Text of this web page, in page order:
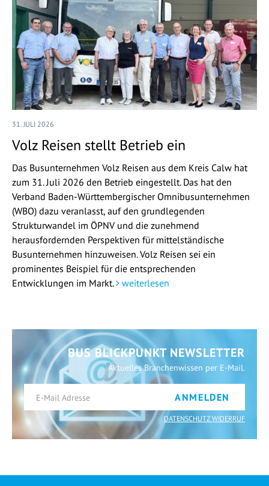
31. JULI 2026
Volz Reisen stellt Betrieb ein
Das Busunternehmen Volz Reisen aus dem Kreis Calw hat
zum 31. Juli 2026 den Betrieb eingestellt. Das hat den
Verband Baden-Württembergischer Omnibusunternehmen
(WBO) dazu veranlasst, auf den grundlegenden
Strukturwandel im ÖPNV und die zunehmend
herausfordernden Perspektiven für mittelständische
Busunternehmen hinzuweisen. Volz Reisen sei ein
prominentes Beispiel für die entsprechenden
Entwicklungen im Markt.
weiterlesen
BUS BLICKPUNKT NEWSLETTER
Aktuelles Branchenwissen per E-Mail.
ANMELDEN
DATENSCHUTZ WIDERRUF